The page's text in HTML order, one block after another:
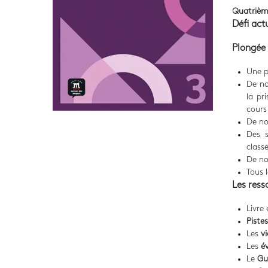
Défi
Une
De
la
cours
De
Des
classe
De
Tous
Les
Les
Les
Le